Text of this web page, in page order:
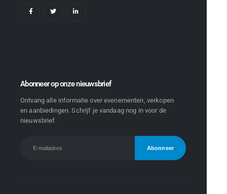
Abonneer op onze nieuwsbrief
Ontvang alle informatie over evenementen, verkopen
en aanbiedingen. Schrijf je vandaag nog in voor de
nieuwsbrief.